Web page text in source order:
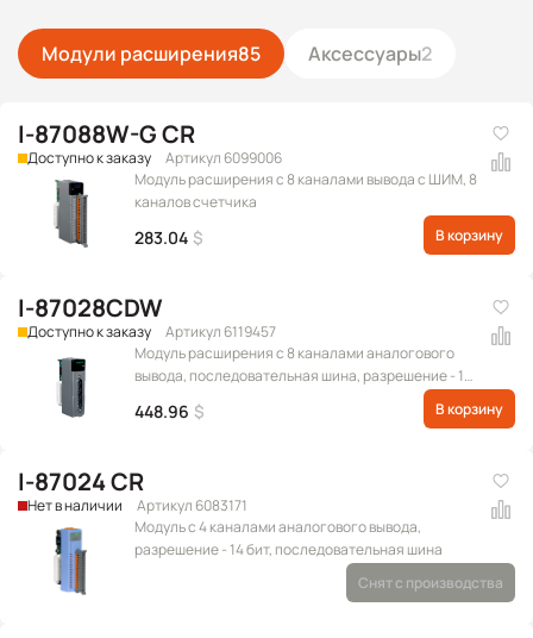
Модули расширения85 Аксессуары2
I-87088W-G CR
Доступно к заказу
Артикул 6099006
Модуль расширения c 8 каналами вывода с ШИМ, 8
каналов счетчика
283.04 $ В корзину
I-87028CDW
Доступно к заказу
Артикул 6119457
Модуль расширения с 8 каналами аналогового
вывода, последовательная шина, разрешение - 12
бит, с межканальной изоляцией (Диапазон
выходных сигналов: 0 ~ +20 мА, +4 ~ +20 мА)
448.96 $ В корзину
I-87024 CR
Нет в наличии
Артикул 6083171
Модуль с 4 каналами аналогового вывода,
разрешение - 14 бит, последовательная шина
Снят с производства